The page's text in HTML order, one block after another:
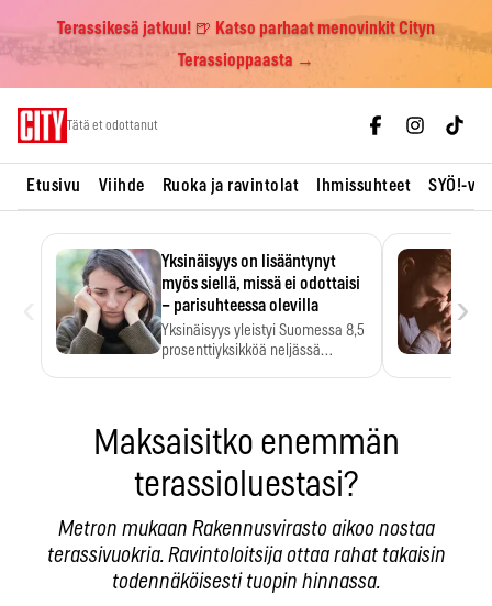
Terassikesä jatkuu! 🍺 Katso parhaat menovinkit Cityn
Terassioppaasta →
Tätä et odottanut
Etusivu Viihde Ruoka ja ravintolat Ihmissuhteet SYÖ!-
Yksinäisyys on lisääntynyt
myös siellä, missä ei odottaisi
– parisuhteessa olevilla
Yksinäisyys yleistyi Suomessa 8,5
prosenttiyksikköä neljässä
›
Maksaisitko enemmän
terassioluestasi?
Metron mukaan Rakennusvirasto aikoo nostaa
terassivuokria. Ravintoloitsija ottaa rahat takaisin
todennäköisesti tuopin hinnassa.